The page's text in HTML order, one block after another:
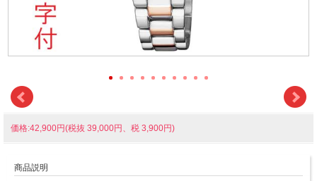
価格:42,900円(税抜 39,000円、税 3,900円)
商品説明